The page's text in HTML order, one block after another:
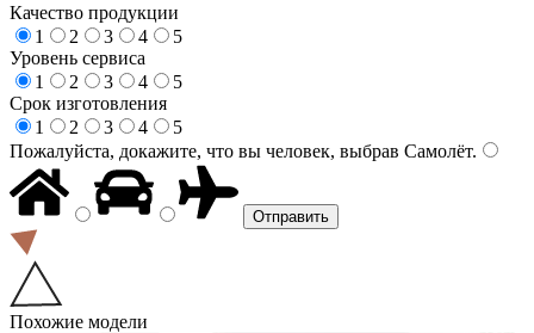
Качество продукции
1
2 3 4
5
Уровень сервиса
1
2 3 4
5
Срок изготовления
1
2 3 4
5
Пожалуйста, докажите, что вы человек, выбрав Самолёт.
Похожие модели